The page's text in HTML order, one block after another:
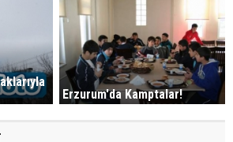
Erzurum'da Kamptalar!